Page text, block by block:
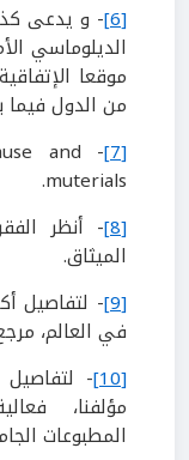
[6]
الديلوماسي
موقعا
من الدول فيما
[7]
and
muterials.
[8] - أنظر
الميثاق.
[9] - لتفاصيل
في العالم،
[10]
- لتفاصيل
مؤلفنا،
المطبوعات الجامعية، 1995.-